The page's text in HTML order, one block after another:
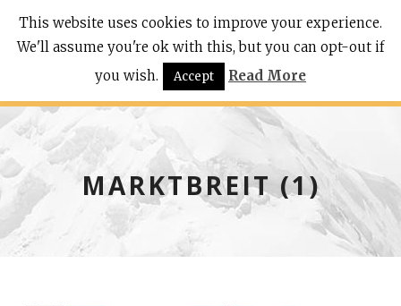
MARKTBREIT (1)
This website uses cookies to improve your experience.
We'll assume you're ok with this, but you can opt-out if
you wish.
Accept Read More